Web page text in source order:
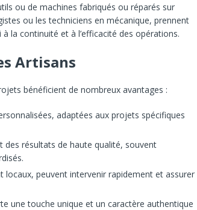
ou de machines fabriqués ou réparés sur
ou les techniciens en mécanique, prennent
la continuité et à l’efficacité des opérations.
Artisans
bénéficient de nombreux avantages :
adaptées aux projets spécifiques
des résultats de haute qualité, souvent
locaux, peuvent intervenir rapidement et assurer
une touche unique et un caractère authentique